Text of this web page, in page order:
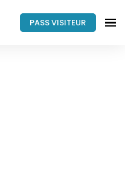
PASS VISITEUR